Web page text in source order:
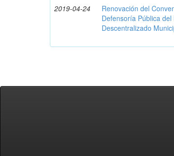
2019-04-24
Renovación del
Defensoría Pública
Descentralizado